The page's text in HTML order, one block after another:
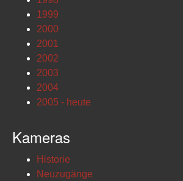
1999
2000
2001
2002
2003
2004
2005 - heute
Kameras
Historie
Neuzugänge